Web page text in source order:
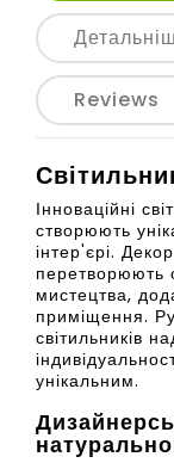
Reviews
Інноваційні
створюють
інтер'єрі.
перетворюють
мистецтва,
приміщення.
світильників
унікальним.